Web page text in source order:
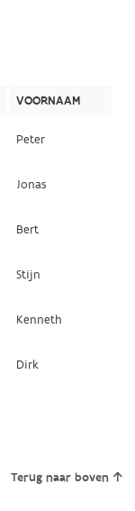
VOORNAAM
Peter
Jonas
Bert
Stijn
Kenneth
Dirk
Terug naar boven